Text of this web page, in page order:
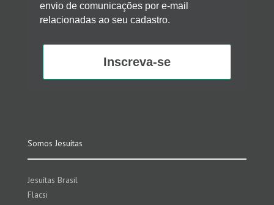
envio de comunicações por e-mail
relacionadas ao seu cadastro.
Inscreva-se
Somos Jesuítas
Jesuítas Brasil
Flacsi